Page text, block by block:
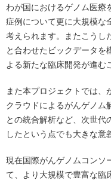
わが国におけるゲノム医療
症例について更に大規模な
考えられます。またこうし
と合わせたビックデータを
よる新たな臨床開発が進む
また本プロジェクトでは、
クラウドによるがんゲノム
との統合解析など、次世代
したという点でも大きな意
現在国際がんゲノムコンソ
て、より大規模で豊富な臨